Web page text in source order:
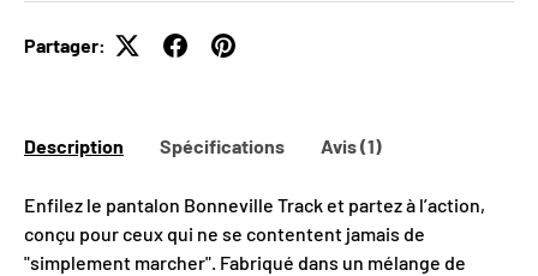
Partager:
Description Spécifications Avis (1)
Enfilez le pantalon Bonneville Track et partez à l’action,
conçu pour ceux qui ne se contentent jamais de
"simplement marcher". Fabriqué dans un mélange de